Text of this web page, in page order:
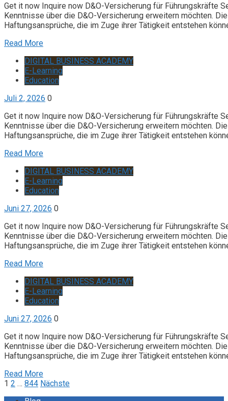
Get it now Inquire now D&O-Versicherung für Führungskräfte
Kenntnisse über die D&O-Versicherung erweitern möchten.
Haftungsansprüche, die im Zuge ihrer Tätigkeit entstehen
Read More
DIGITAL BUSINESS ACADEMY
E-Learning
Education
Juli 2, 2026 0
Get it now Inquire now D&O-Versicherung für Führungskräfte
Kenntnisse über die D&O-Versicherung erweitern möchten.
Haftungsansprüche, die im Zuge ihrer Tätigkeit entstehen
Read More
DIGITAL BUSINESS ACADEMY
E-Learning
Education
Juni 27, 2026 0
Get it now Inquire now D&O-Versicherung für Führungskräfte
Kenntnisse über die D&O-Versicherung erweitern möchten.
Haftungsansprüche, die im Zuge ihrer Tätigkeit entstehen
Read More
DIGITAL BUSINESS ACADEMY
E-Learning
Education
Juni 27, 2026 0
Get it now Inquire now D&O-Versicherung für Führungskräfte
Kenntnisse über die D&O-Versicherung erweitern möchten.
Haftungsansprüche, die im Zuge ihrer Tätigkeit entstehen
Read More
Seitennummerierung
1 2 … 844 Nächste